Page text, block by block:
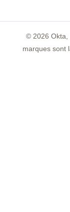
© 2026 Okta,
marques sont